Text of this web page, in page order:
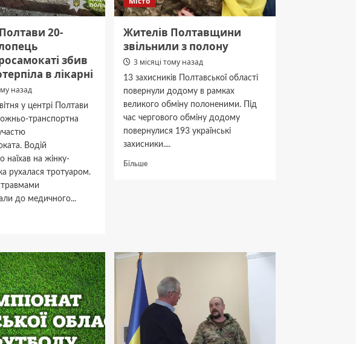
20-
збив
в лікарні
назад
у центрі Полтави
транспортна
Водій
наїхав на жінку-
рухалася тротуаром.
травмами
до медичного...
Жителів Полтавщини
звільнили з полону
3 місяці тому назад
13 захисників Полтавської області
повернули додому в рамках
великого обміну полоненими. Під
час чергового обміну додому
повернулися 193 українські
захисники....
БільшеДокладніше